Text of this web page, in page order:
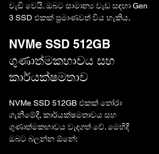
වැඩි වෙයි. ඔබට සාමාන්‍ය වැඩ සඳහා Gen
3 SSD එකක් ප්‍රමාණවත් විය හැකිය.
NVMe SSD 512GB
ගුණාත්මකභාවය සහ
කාර්යක්ෂමතාව
NVMe SSD 512GB එකක් තෝරා
ගැනීමේදී, කාර්යක්ෂමතාවය සහ
ගුණාත්මකභාවය වැදගත් වේ. මෙහිදී
ඔබට බලන්න ඕනේ: